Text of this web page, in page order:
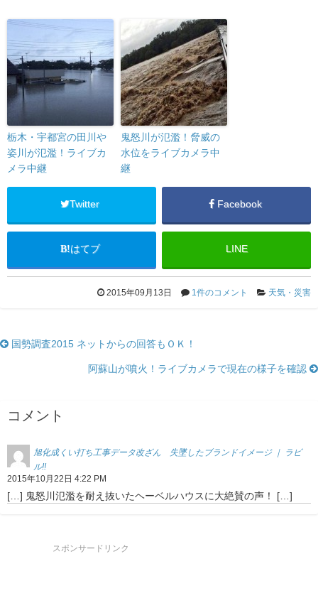
栃木・宇都宮の田川や
姿川が氾濫！ライブカ
メラ中継
鬼怒川が氾濫！脅威の
水位をライブカメラ中
継
Twitter Facebook
はてブ LINE
2015年09月13日 1件のコメント 天気・災害
国勢調査2015 ネットからの回答もＯＫ！
阿蘇山が噴火！ライブカメラで現在の様子を確認
コメント
旭化成くい打ち工事データ改ざん 失墜したブランドイメージ ｜ ラビ
ル!!
2015年10月22日 4:22 PM
[…] 鬼怒川氾濫を耐え抜いたヘーベルハウスに大絶賛の声！ […]
スポンサードリンク